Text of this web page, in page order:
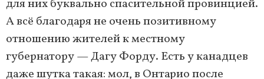
для них буквально спасительной провинцией.
А всё благодаря не очень позитивному
отношению жителей к местному
губернатору — Дагу Форду. Есть у канадцев
даже шутка такая: мол, в Онтарио после